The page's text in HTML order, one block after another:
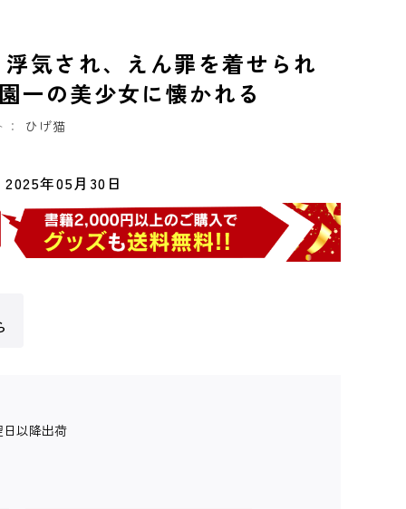
気され、えん罪を着せられ
一の美少女に懐かれる
ひげ猫
2025年05月30日
日以降出荷